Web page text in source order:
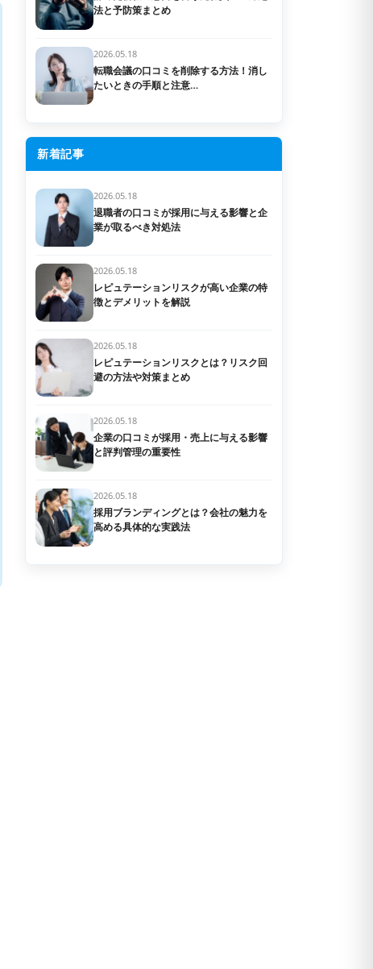
法と予防策まとめ
2026.05.18
転職会議の口コミを削除する方法！消し
たいときの手順と注意…
新着記事
2026.05.18
退職者の口コミが採用に与える影響と企
業が取るべき対処法
2026.05.18
レピュテーションリスクが高い企業の特
徴とデメリットを解説
2026.05.18
レピュテーションリスクとは？リスク回
避の方法や対策まとめ
2026.05.18
企業の口コミが採用・売上に与える影響
と評判管理の重要性
2026.05.18
採用ブランディングとは？会社の魅力を
高める具体的な実践法